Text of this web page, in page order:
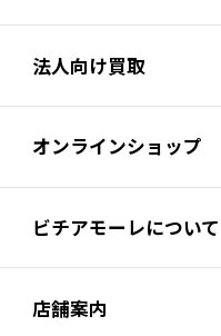
法人向け買取
オンラインショップ
ビチアモーレについて
ビチアモーレについて
会社概要
店舗案内